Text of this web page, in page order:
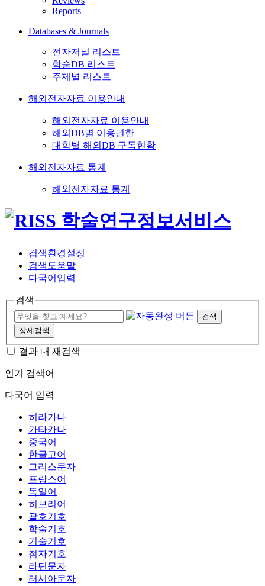
Reports
Databases & Journals
전자저널 리스트
학술DB 리스트
주제별 리스트
해외전자자료 이용안내
해외전자자료 이용안내
해외DB별 이용권한
대학별 해외DB 구독현황
해외전자자료 통계
해외전자자료 통계
검색환경설정
검색도움말
다국어입력
검색
검색
상세검색
결과 내 재검색
인기 검색어
다국어 입력
히라가나
가타카나
중국어
한글고어
그리스문자
프랑스어
독일어
히브리어
괄호기호
학술기호
기술기호
첨자기호
라틴문자
러시아문자